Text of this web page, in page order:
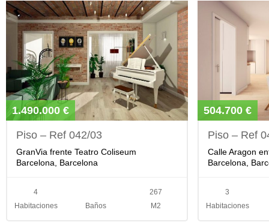
1.490.000 €
Piso – Ref 042/03
GranVia frente Teatro Coliseum
Barcelona, Barcelona
4
Habitaciones
Baños
267
M2
504.700 €
Piso – Ref
Calle Aragon
Barcelona,
3
Habitaciones